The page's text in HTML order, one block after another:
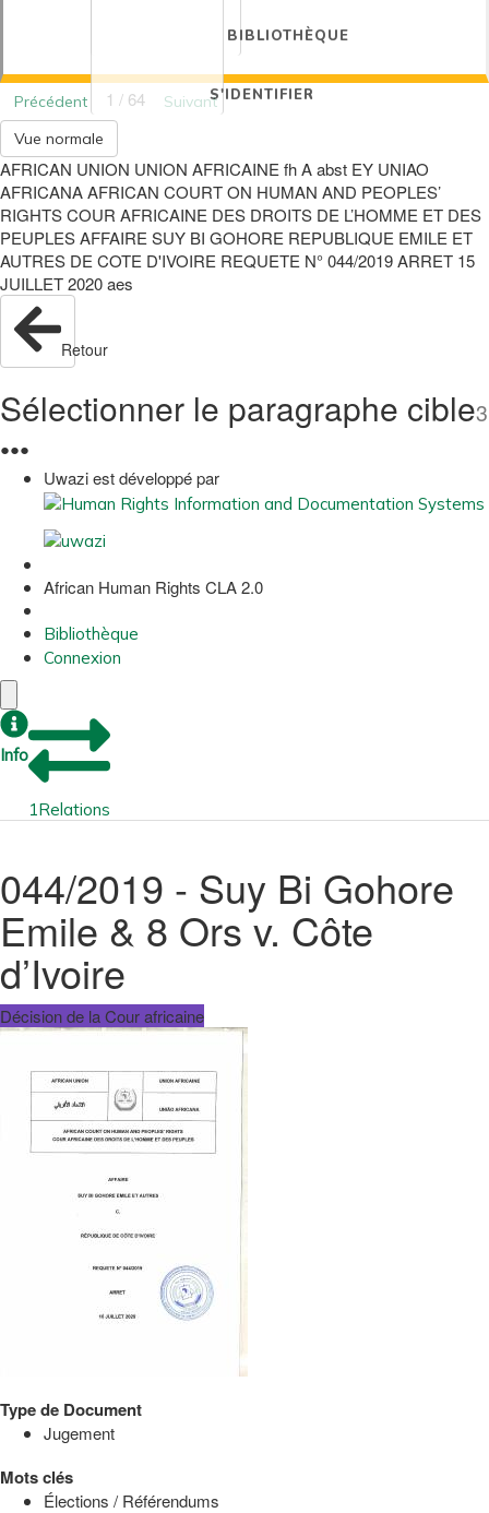
BIBLIOTHÈQUE
S'IDENTIFIER
Précédent 1 / 64
Suivant
Vue normale
AFRICAN UNION UNION AFRICAINE fh A abst EY UNIAO
AFRICANA AFRICAN COURT ON HUMAN AND PEOPLES’
RIGHTS COUR AFRICAINE DES DROITS DE L’HOMME ET DES
PEUPLES AFFAIRE SUY BI GOHORE REPUBLIQUE EMILE ET
AUTRES DE COTE D'IVOIRE REQUETE N° 044/2019 ARRET 15
JUILLET 2020 aes
Retour
Sélectionner le paragraphe cible3
●●●
Uwazi est développé par
African Human Rights CLA 2.0
Bibliothèque
Connexion
Info
1Relations
044/2019 - Suy Bi Gohore
Emile & 8 Ors v. Côte
d’Ivoire
Décision de la Cour africaine
Type de Document
Jugement
Mots clés
Élections / Référendums